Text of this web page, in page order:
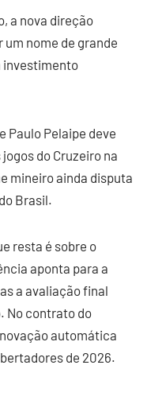
a nova direção
nome de grande
investimento
Paulo Pelaipe deve
do Cruzeiro na
mineiro ainda disputa
Brasil.
resta é sobre o
aponta para a
a avaliação final
No contrato do
automática
de 2026.